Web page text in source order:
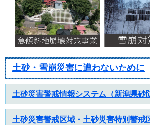
土砂・雪崩災害に遭わないために
土砂災害警戒情報システム（新潟県砂
土砂災害警戒区域・土砂災害特別警戒